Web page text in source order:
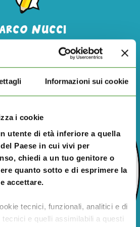
Informazioni sui cookie
i cookie
utente di età inferiore a quella
Paese in cui vivi per
chiedi a un tuo genitore o
quanto sotto e di esprimere la
accettare.
tecnici, funzionali, analitici e di
e quelli assimilabili a questi
Nucci